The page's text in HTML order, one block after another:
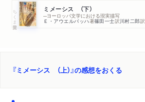
ちくま学芸文庫 ミメーシス （下）
─ヨーロッパ文学における現実描写
Ｅ・アウエルバッハ著篠田一士訳 川村二郎訳
『ミメーシス （上）』の感想をおくる